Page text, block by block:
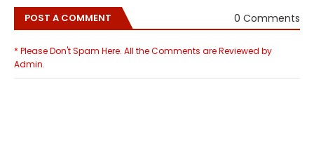
POST A COMMENT 0 Comments
* Please Don't Spam Here. All the Comments are Reviewed by
Admin.